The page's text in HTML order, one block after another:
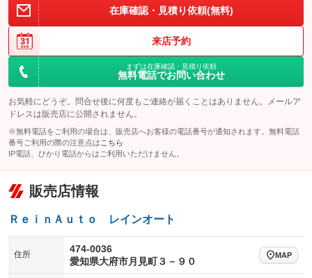
在庫確認・見積り依頼(無料)
来店予約
まずは在庫確認・見積り依頼
無料電話でお問い合わせ
お気軽にどうぞ。問合せ後に何度もご連絡が届くことはありません。メールア
ドレスは販売店に公開されません。
※無料電話をご利用の場合は、販売店へお客様の電話番号が通知されます。無料電話
番号ご利用の際の注意点は こちら
IP電話、ひかり電話からはご利用いただけません。
販売店情報
ＲｅｉｎＡｕｔｏ レインオート
住所
474-0036
愛知県大府市月見町３－９０
MAP